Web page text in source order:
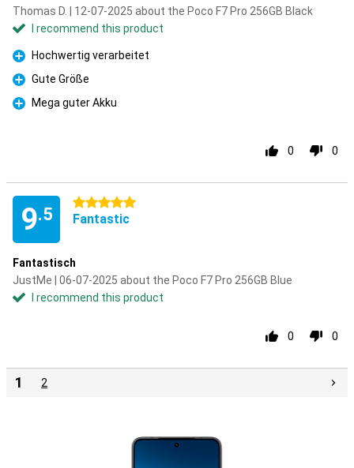
Thomas D. | 12-07-2025 about the Poco F7 Pro 256GB Black
I recommend this product
Pro
Hochwertig verarbeitet
Pro
Gute Größe
Pro
Mega guter Akku
0 0
9.5
5 stars
Fantastic
Fantastisch
JustMe | 06-07-2025 about the Poco F7 Pro 256GB Blue
I recommend this product
0 0
1 2